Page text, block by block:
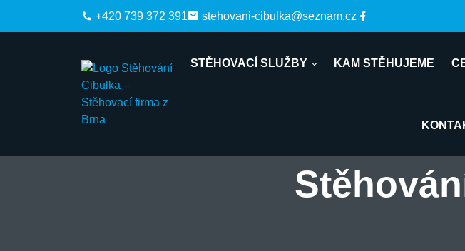
+420 739 372 391 stehovani-cibulka@seznam.cz
STĚHOVACÍ SLUŽBY KAM STĚHUJEME